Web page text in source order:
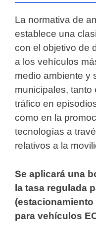
La normativa de
establece una
con el objetivo de
a los vehículos
medio ambiente y
municipales, tanto
tráfico en
como en la
tecnologías a
relativos a la
Se aplicará una
la tasa regulada
para vehículos